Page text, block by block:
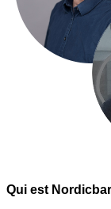
Qui est